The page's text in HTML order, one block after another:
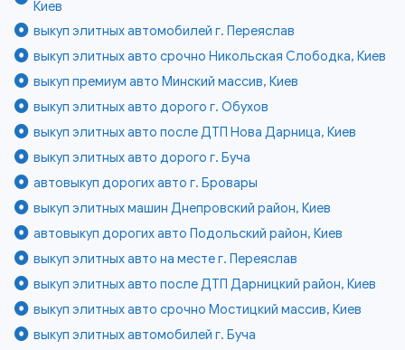
Киев
выкуп элитных автомобилей г. Переяслав
выкуп элитных авто срочно Никольская Слободка, Киев
выкуп премиум авто Минский массив, Киев
выкуп элитных авто дорого г. Обухов
выкуп элитных авто после ДТП Нова Дарница, Киев
выкуп элитных авто дорого г. Буча
автовыкуп дорогих авто г. Бровары
выкуп элитных машин Днепровский район, Киев
автовыкуп дорогих авто Подольский район, Киев
выкуп элитных авто на месте г. Переяслав
выкуп элитных авто после ДТП Дарницкий район, Киев
выкуп элитных авто срочно Мостицкий массив, Киев
выкуп элитных автомобилей г. Буча